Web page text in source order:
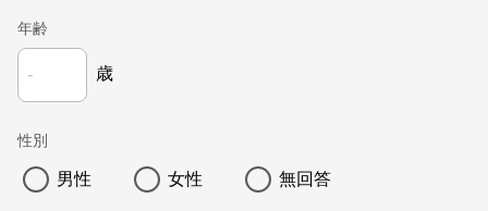
年齢
歳
性別
男性 女性 無回答